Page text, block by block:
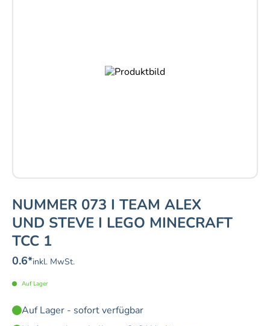
NUMMER 073 I TEAM ALEX
UND STEVE I LEGO MINECRAFT
TCC 1
0.6*inkl. MwSt.
Auf Lager
Auf Lager - sofort verfügbar